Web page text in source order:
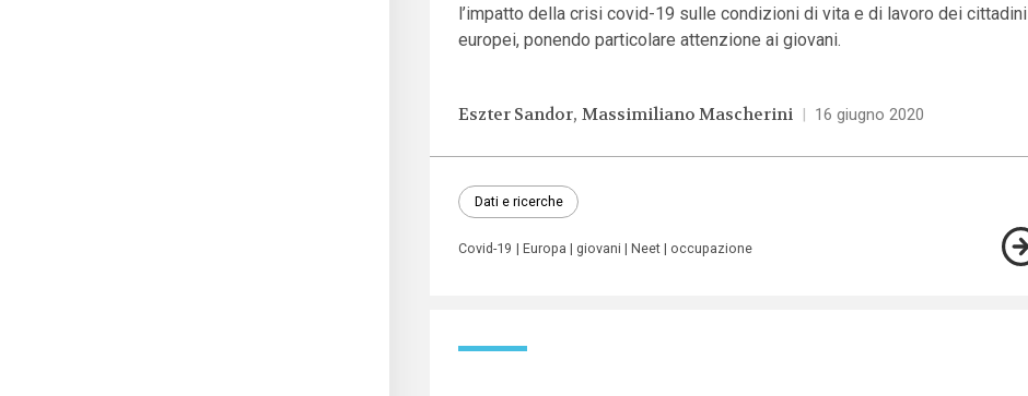
l’impatto della crisi covid-19 sulle condizioni di vita e di lavoro dei cittadini
europei, ponendo particolare attenzione ai giovani.
Eszter Sandor Massimiliano Mascherini | 16 giugno 2020
Dati e ricerche
Covid-19 Europa giovani Neet occupazione